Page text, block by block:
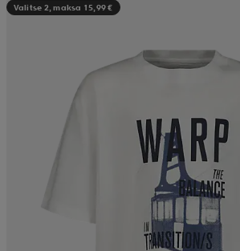
Valitse 2, maksa 15,99 €